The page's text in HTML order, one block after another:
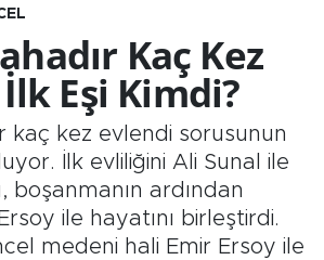
Kaç Kez
Eşi Kimdi?
kaç kez evlendi sorusunun
İlk evliliğini Ali Sunal ile
boşanmanın ardından
ile hayatını birleştirdi.
medeni hali Emir Ersoy ile
Eğlence
Ligi Puan Durumu ve Fikstür